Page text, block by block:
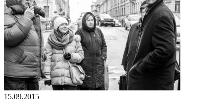
15.09.2015